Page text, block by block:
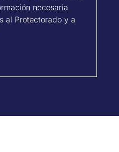
necesaria
al Protectorado y a